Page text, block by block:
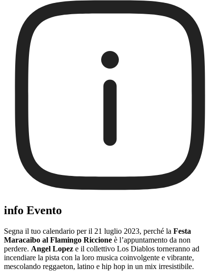
info Evento
Segna il tuo calendario per il 21 luglio 2023, perché la Festa
Maracaibo al Flamingo Riccione è l’appuntamento da non
perdere. Angel Lopez e il collettivo Los Diablos torneranno ad
incendiare la pista con la loro musica coinvolgente e vibrante,
mescolando reggaeton, latino e hip hop in un mix irresistibile.